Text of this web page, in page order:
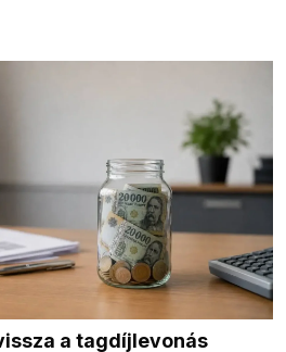
a tagdíjlevonás